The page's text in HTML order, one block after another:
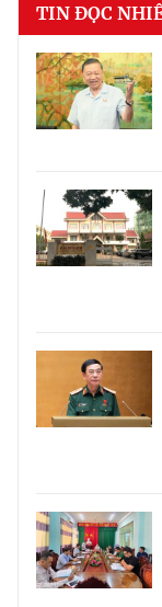
TIN ĐỌC